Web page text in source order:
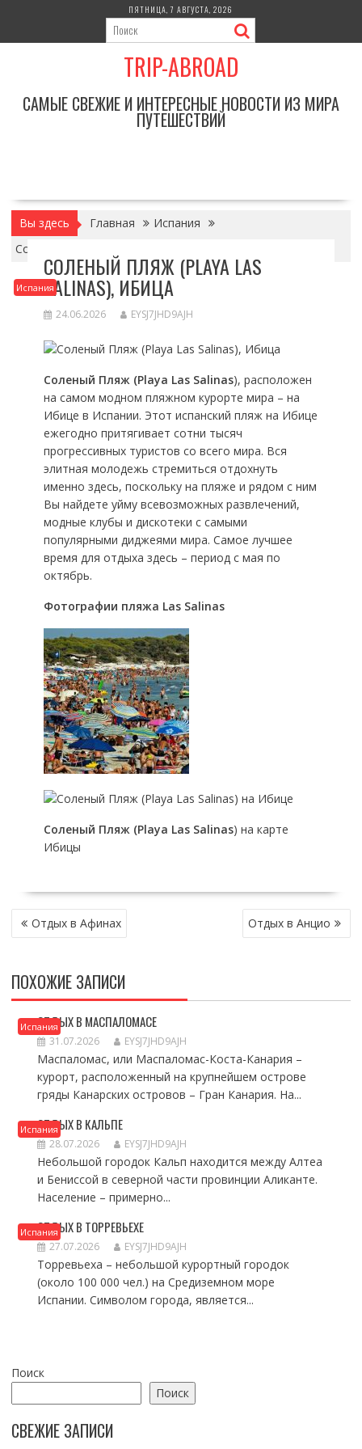
содержимому
ПЯТНИЦА, 7 АВГУСТА, 2026
TRIP-ABROAD
САМЫЕ СВЕЖИЕ И ИНТЕРЕСНЫЕ НОВОСТИ ИЗ МИРА
ПУТЕШЕСТВИЙ
Вы здесь Главная
Испания
Соленый Пляж (Playa Las Salinas), Ибица
Испания
СОЛЕНЫЙ ПЛЯЖ (PLAYA LAS
SALINAS), ИБИЦА
24.06.2026 EYSJ7JHD9AJH
Соленый Пляж (Playa Las Salinas), расположен
на самом модном пляжном курорте мира – на
Ибице в Испании. Этот испанский пляж на Ибице
ежегодно притягивает сотни тысяч
прогрессивных туристов со всего мира. Вся
элитная молодежь стремиться отдохнуть
именно здесь, поскольку на пляже и рядом с ним
Вы найдете уйму всевозможных развлечений,
модные клубы и дискотеки с самыми
популярными диджеями мира. Самое лучшее
время для отдыха здесь – период с мая по
октябрь.
Фотографии пляжа Las Salinas
Соленый Пляж (Playa Las Salinas) на карте
Ибицы
НАВИГАЦИЯ
ПО Отдых в Афинах Отдых в Анцио
ПОХОЖИЕ ЗАПИСИ
Испания
ОТДЫХ В МАСПАЛОМАСЕ
31.07.2026 EYSJ7JHD9AJH
Маспаломас, или Маспаломас-Коста-Канария –
курорт, расположенный на крупнейшем острове
гряды Канарских островов – Гран Канария. На...
Испания
ОТДЫХ В КАЛЬПЕ
28.07.2026 EYSJ7JHD9AJH
Небольшой городок Кальп находится между Алтеа
и Бениссой в северной части провинции Аликанте.
Население – примерно...
Испания
ОТДЫХ В ТОРРЕВЬЕХЕ
27.07.2026 EYSJ7JHD9AJH
Торревьеха – небольшой курортный городок
(около 100 000 чел.) на Средиземном море
Испании. Символом города, является...
Поиск
Поиск
СВЕЖИЕ ЗАПИСИ